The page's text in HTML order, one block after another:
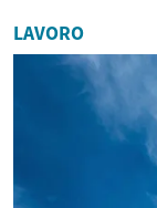
LAVORO